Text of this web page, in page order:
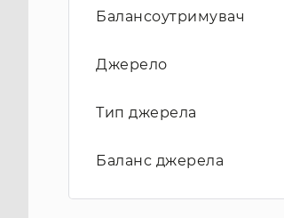
Балансоутримувач
Джерело
Тип джерела
Баланс джерела